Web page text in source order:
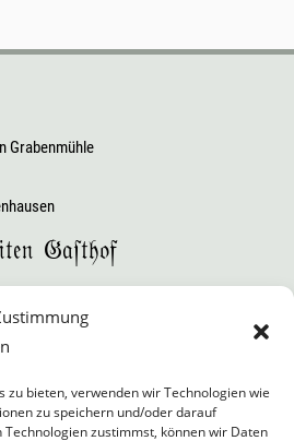
zu bieten, verwenden wir Technologien wie
zu speichern und/oder darauf
zustimmst, können wir Daten
Grabenmühle
Gasthof
– 14.00 Uhr und ab 17.00 Uhr
Sitzungen etc. nach Absprache